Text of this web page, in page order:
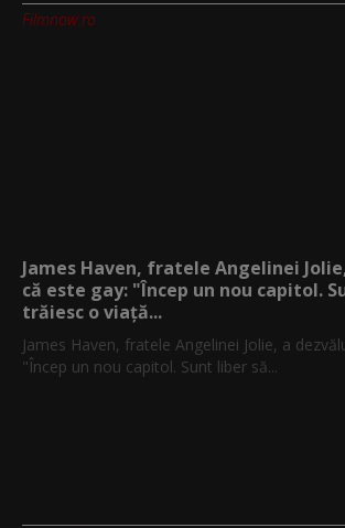
Filmnow.ro
James Haven, fratele Angelinei
că este gay: "Încep un nou capitol.
trăiesc o viață...
James Haven, fratele Angelinei Jolie, a
"Încep un nou capitol. Sunt liber să...